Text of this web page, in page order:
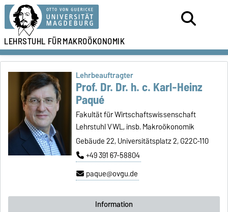
LEHRSTUHL FÜRMAKROÖKONOMIK
Lehrbeauftragter
Prof. Dr. Dr. h. c. Karl-Heinz
Paqué
Fakultät für Wirtschaftswissenschaft
Lehrstuhl VWL, insb. Makroökonomik
Gebäude 22, Universitätsplatz 2, G22C-110
+49 391 67-58804
paque@ovgu.de
Information